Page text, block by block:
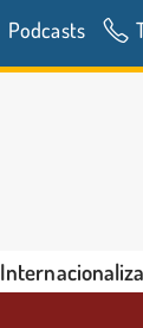
Podcasts